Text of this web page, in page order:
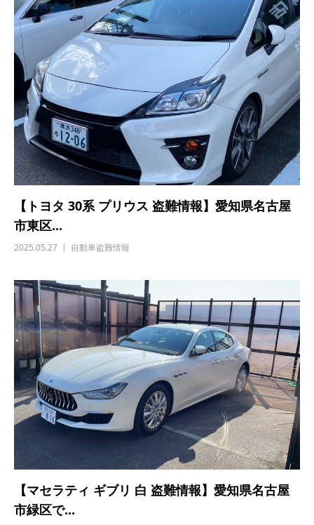
【トヨタ 30系 プリウス 盗難情報】愛知県名古屋
市東区...
2025.05.27 自動車盗難情報
【マセラティ ギブリ 白 盗難情報】愛知県名古屋
市緑区で...